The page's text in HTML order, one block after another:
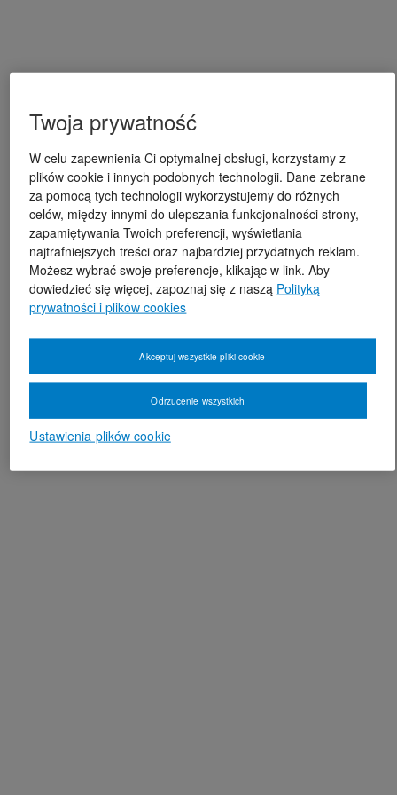
Twoja prywatność
W celu zapewnienia Ci optymalnej obsługi, korzystamy z
plików cookie i innych podobnych technologii. Dane zebrane
za pomocą tych technologii wykorzystujemy do różnych
celów, między innymi do ulepszania funkcjonalności strony,
zapamiętywania Twoich preferencji, wyświetlania
najtrafniejszych treści oraz najbardziej przydatnych reklam.
Możesz wybrać swoje preferencje, klikając w link. Aby
dowiedzieć się więcej, zapoznaj się z naszą Polityką
prywatności i plików cookies
Ustawienia plików cookie
Odrzucenie wszystkich
Akceptuj wszystkie pliki cookie